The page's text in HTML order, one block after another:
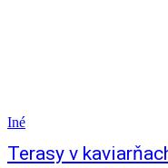
Iné
Terasy v